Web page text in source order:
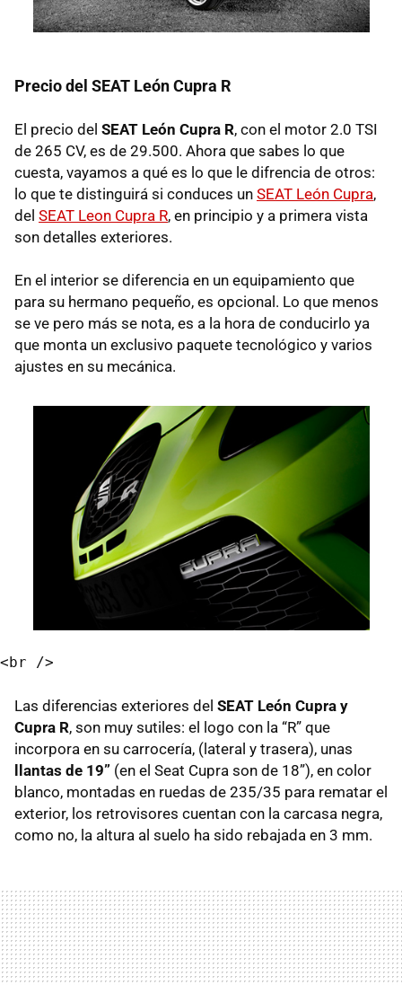
Precio del SEAT León Cupra R
El precio del SEAT León Cupra R, con el motor 2.0 TSI
de 265 CV, es de 29.500. Ahora que sabes lo que
cuesta, vayamos a qué es lo que le difrencia de otros:
lo que te distinguirá si conduces un SEAT León Cupra,
del SEAT Leon Cupra R, en principio y a primera vista
son detalles exteriores.
En el interior se diferencia en un equipamiento que
para su hermano pequeño, es opcional. Lo que menos
se ve pero más se nota, es a la hora de conducirlo ya
que monta un exclusivo paquete tecnológico y varios
ajustes en su mecánica.
Las diferencias exteriores del SEAT León Cupra y
Cupra R, son muy sutiles: el logo con la “R” que
incorpora en su carrocería, (lateral y trasera), unas
llantas de 19” (en el Seat Cupra son de 18”), en color
blanco, montadas en ruedas de 235/35 para rematar el
exterior, los retrovisores cuentan con la carcasa negra,
como no, la altura al suelo ha sido rebajada en 3 mm.